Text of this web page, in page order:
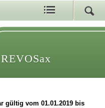
REVOSax
gültig vom 01.01.2019 bis